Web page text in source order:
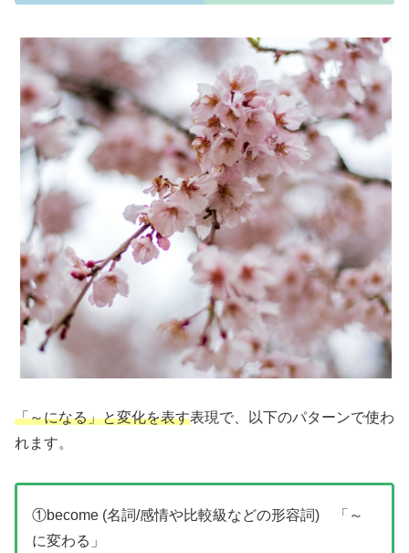
「～になる」と変化を表す表現で、以下のパターンで使わ
れます。
①become (名詞/感情や比較級などの形容詞) 「～
に変わる」